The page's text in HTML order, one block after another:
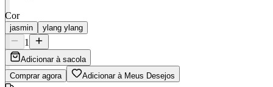
Cor
jasmin ylang ylang
1
Adicionar à sacola
Comprar agora
Adicionar à Meus Desejos